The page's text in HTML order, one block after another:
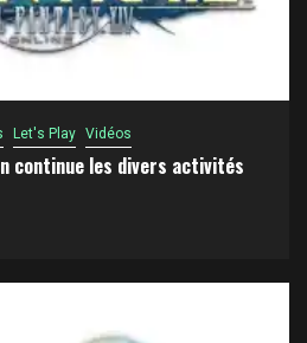
Let's Play Vidéos
continue les divers activités